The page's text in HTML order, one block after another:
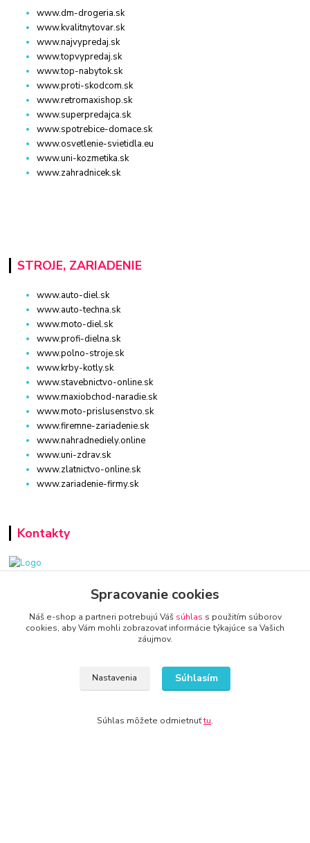
www.dm-drogeria.sk
www.kvalitnytovar.sk
www.najvypredaj.sk
www.topvypredaj.sk
www.top-nabytok.sk
www.proti-skodcom.sk
www.retromaxishop.sk
www.superpredajca.sk
www.spotrebice-domace.sk
www.osvetlenie-svietidla.eu
www.uni-kozmetika.sk
www.zahradnicek.sk
STROJE, ZARIADENIE
www.auto-diel.sk
www.auto-techna.sk
www.moto-diel.sk
www.profi-dielna.sk
www.polno-stroje.sk
www.krby-kotly.sk
www.stavebnictvo-online.sk
www.maxiobchod-naradie.sk
www.moto-prislusenstvo.sk
www.firemne-zariadenie.sk
www.nahradnediely.online
www.uni-zdrav.sk
www.zlatnictvo-online.sk
www.zariadenie-firmy.sk
Kontakty
www.zariadenie-firmy.sk
+421 940 949 000
Spracovanie cookies
Náš e-shop a partneri potrebujú Váš súhlas s použitím súborov
cookies, aby Vám mohli zobrazovať informácie týkajúce sa Vašich
záujmov.
Nastavenia Súhlasím
Súhlas môžete odmietnuťtu.